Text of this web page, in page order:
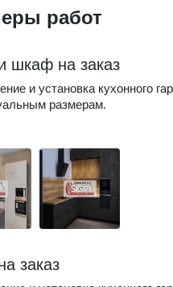
работ
шкаф на заказ
и установка кухонного
размерам.
заказ